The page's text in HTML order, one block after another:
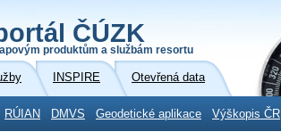
ČÚZK
produktům a službám resortu
INSPIRE Otevřená data
RÚIAN DMVS Geodetické aplikace Výškopis ČR